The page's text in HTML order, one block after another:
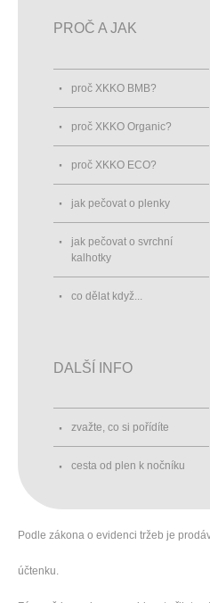
PROČ A JAK
proč XKKO BMB?
proč XKKO Organic?
proč XKKO ECO?
jak pečovat o plenky
jak pečovat o svrchní
kalhotky
co dělat když...
DALŠÍ INFO
zvažte, co si pořídíte
cesta od plen k nočníku
Podle zákona o evidenci tržeb je
účtenku.